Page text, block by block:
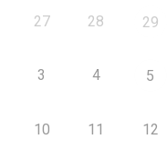
27 28 29
3 4 5
10 11 12